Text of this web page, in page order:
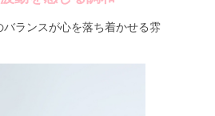
ランスが心を落ち着かせる雰